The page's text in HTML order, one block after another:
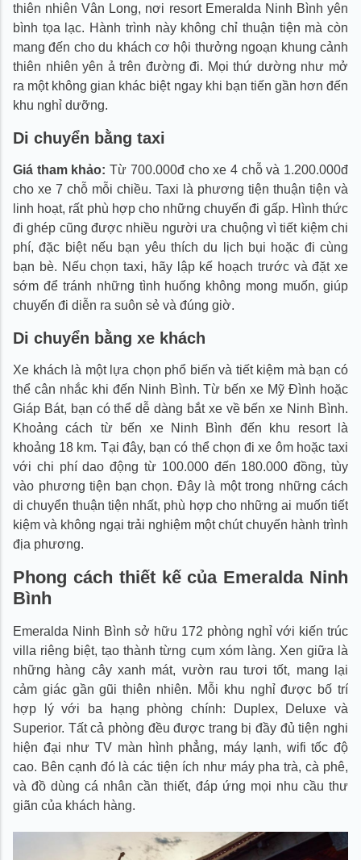
thiên nhiên Vân Long, nơi resort Emeralda Ninh Bình yên
bình tọa lạc. Hành trình này không chỉ thuận tiện mà còn
mang đến cho du khách cơ hội thưởng ngoạn khung cảnh
thiên nhiên yên ả trên đường đi. Mọi thứ dường như mở
ra một không gian khác biệt ngay khi bạn tiến gần hơn đến
khu nghỉ dưỡng.
Di chuyển bằng taxi
Giá tham khảo: Từ 700.000đ cho xe 4 chỗ và 1.200.000đ
cho xe 7 chỗ mỗi chiều. Taxi là phương tiện thuận tiện và
linh hoạt, rất phù hợp cho những chuyến đi gấp. Hình thức
đi ghép cũng được nhiều người ưa chuộng vì tiết kiệm chi
phí, đặc biệt nếu bạn yêu thích du lịch bụi hoặc đi cùng
bạn bè. Nếu chọn taxi, hãy lập kế hoạch trước và đặt xe
sớm để tránh những tình huống không mong muốn, giúp
chuyến đi diễn ra suôn sẻ và đúng giờ.
Di chuyển bằng xe khách
Xe khách là một lựa chọn phổ biến và tiết kiệm mà bạn có
thể cân nhắc khi đến Ninh Bình. Từ bến xe Mỹ Đình hoặc
Giáp Bát, bạn có thể dễ dàng bắt xe về bến xe Ninh Bình.
Khoảng cách từ bến xe Ninh Bình đến khu resort là
khoảng 18 km. Tại đây, bạn có thể chọn đi xe ôm hoặc taxi
với chi phí dao động từ 100.000 đến 180.000 đồng, tùy
vào phương tiện bạn chọn. Đây là một trong những cách
di chuyển thuận tiện nhất, phù hợp cho những ai muốn tiết
kiệm và không ngại trải nghiệm một chút chuyến hành trình
địa phương.
Phong cách thiết kế của Emeralda Ninh
Bình
Emeralda Ninh Bình sở hữu 172 phòng nghỉ với kiến trúc
villa riêng biệt, tạo thành từng cụm xóm làng. Xen giữa là
những hàng cây xanh mát, vườn rau tươi tốt, mang lại
cảm giác gần gũi thiên nhiên. Mỗi khu nghỉ được bố trí
hợp lý với ba hạng phòng chính: Duplex, Deluxe và
Superior. Tất cả phòng đều được trang bị đầy đủ tiện nghi
hiện đại như TV màn hình phẳng, máy lạnh, wifi tốc độ
cao. Bên cạnh đó là các tiện ích như máy pha trà, cà phê,
và đồ dùng cá nhân cần thiết, đáp ứng mọi nhu cầu thư
giãn của khách hàng.